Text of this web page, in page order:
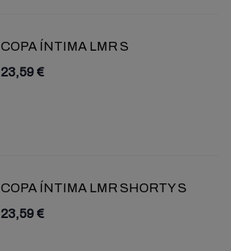
COPA ÍNTIMA LMR S
23,59 €
COPA ÍNTIMA LMR SHORTY S
23,59 €